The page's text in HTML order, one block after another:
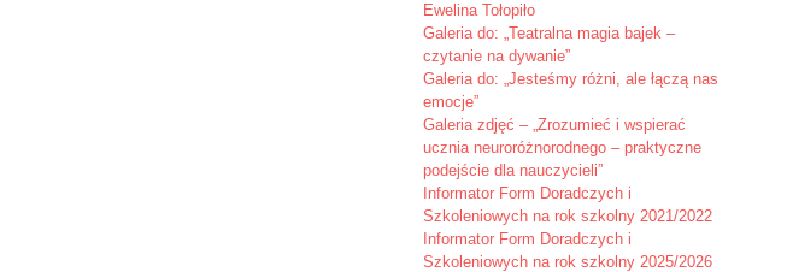
Ewelina Tołopiło
Galeria do: „Teatralna magia bajek –
czytanie na dywanie”
Galeria do: „Jesteśmy różni, ale łączą nas
emocje”
Galeria zdjęć – „Zrozumieć i wspierać
ucznia neuroróżnorodnego – praktyczne
podejście dla nauczycieli”
Informator Form Doradczych i
Szkoleniowych na rok szkolny 2021/2022
Informator Form Doradczych i
Szkoleniowych na rok szkolny 2025/2026